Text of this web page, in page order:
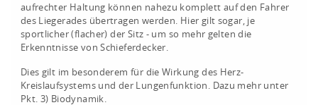
aufrechter Haltung können nahezu komplett auf den Fahrer
des Liegerades übertragen werden. Hier gilt sogar, je
sportlicher (flacher) der Sitz - um so mehr gelten die
Erkenntnisse von Schieferdecker.
Dies gilt im besonderem für die Wirkung des Herz-
Kreislaufsystems und der Lungenfunktion. Dazu mehr unter
Pkt. 3) Biodynamik.